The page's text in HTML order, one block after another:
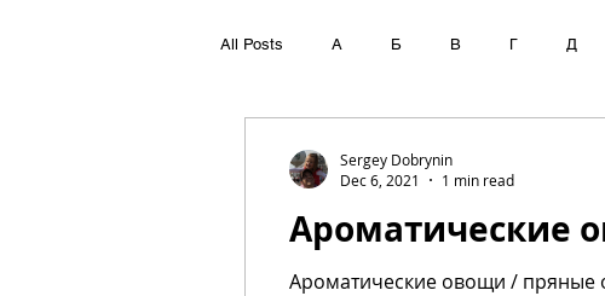
All Posts А Б В Г Д
Ароматические
Ароматические овощи /
Sergey Dobrynin
Dec 6, 2021
1 min read